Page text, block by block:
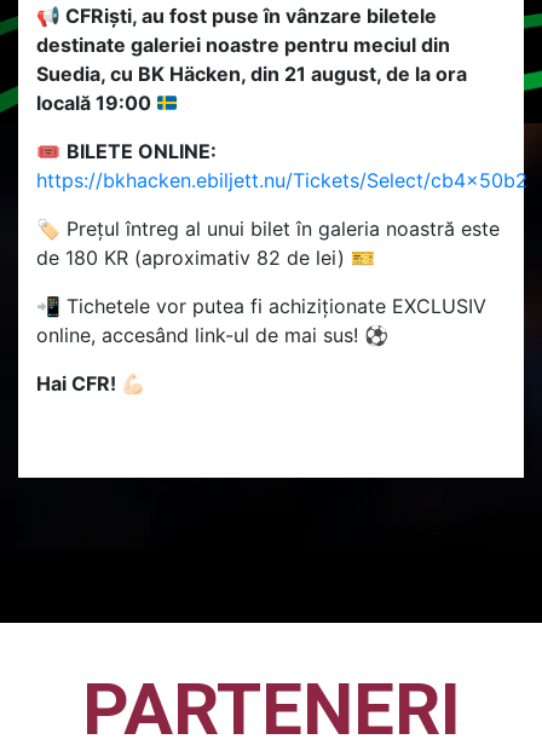
📢 CFRiști, au fost puse în vânzare biletele
destinate galeriei noastre pentru meciul din
Suedia, cu BK Häcken, din 21 august, de la ora
locală 19:00
🎟 BILETE ONLINE:
https://bkhacken.ebiljett.nu/Tickets/Select/cb4x50b2
🏷 Prețul întreg al unui bilet în galeria noastră este
de 180 KR (aproximativ 82 de lei) 🎫
📲 Tichetele vor putea fi achiziționate EXCLUSIV
online, accesând link-ul de mai sus! ⚽
Hai CFR! 💪🏻
PARTENERI